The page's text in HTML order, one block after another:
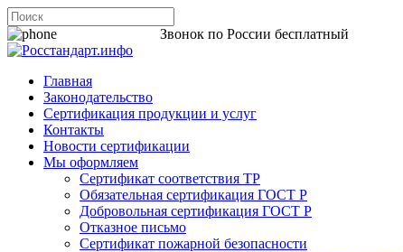
Звонок по России бесплатный
Главная
Законодательство
Сертификация продукции и услуг
Контакты
Новости сертификации
Мы оформляем
Сертификат соответствия ТР
Обязательная сертификация ГОСТ Р
Добровольная сертификация ГОСТ Р
Отказное письмо
Сертификат пожарной безопасности